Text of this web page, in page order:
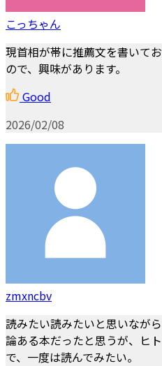
こっちゃん
現首相が帯に推薦文を書いて
ので、興味があります。
Good
2026/02/08
zmxncbv
読みたい読みたいと思いなが
論ある本だったと思うが、ヒ
で、一度は読んでみたい。